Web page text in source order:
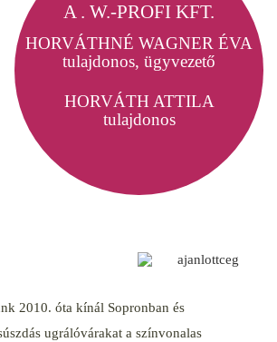
2010. óta kínál Sopronban és
ugrálóvárakat a színvonalas
A . W.-PROFI KFT.
HORVÁTHNÉ WAGNER ÉVA
tulajdonos, ügyvezető
HORVÁTH ATTILA
tulajdonos